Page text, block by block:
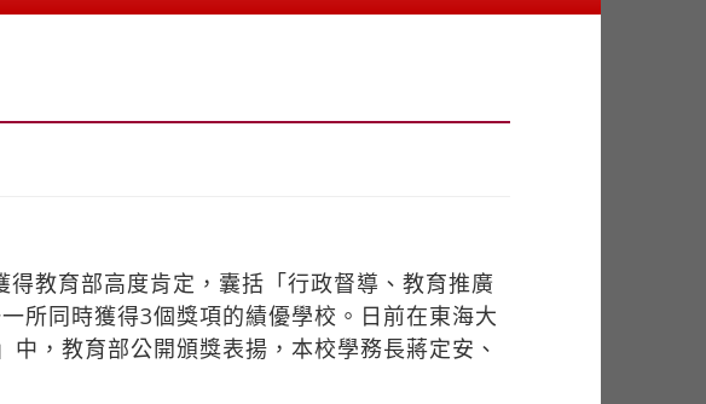
教育部高度肯定，囊括「行政督導、教育推廣
所同時獲得3個獎項的績優學校。日前在東海大
，教育部公開頒獎表揚，本校學務長蔣定安、